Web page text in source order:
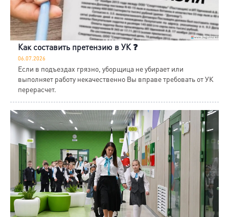
Как составить претензию в УК ❓
06.07.2026
Если в подъездах грязно, уборщица не убирает или
выполняет работу некачественно Вы вправе требовать от УК
перерасчет.